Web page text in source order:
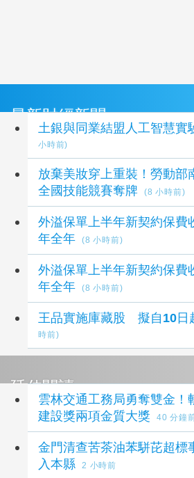
最新財經新聞
土銀與同業結盟人工智慧
小時前)
放棄美妝穿上重裝！勞動部
全國技能競賽奪牌
(8 小時前)
外溢保單上半年新契約保
年全年
(8 小時前)
外溢保單上半年新契約保
年全年
(8 小時前)
王品實施庫藏股 擬自10日
時前)
延伸閱讀
雲林交通工務局勇奪雙金！
建設獎兩項金質大獎
40 分鐘
金門清查苦茶油苯駢芘超標
入本縣
2 小時前